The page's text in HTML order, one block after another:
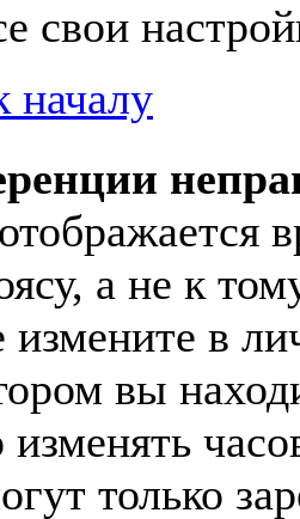
свои
началу
а не к
измените в
вы
только